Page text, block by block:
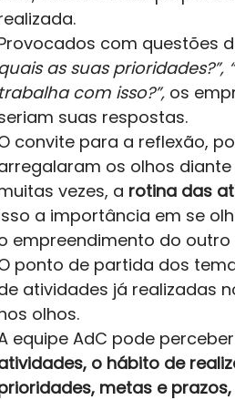
com questões
as suas
trabalha com isso?”, os
suas respostas.
convite para a reflexão,
os olhos
vezes, a rotina das
a importância em se
empreendimento do
ponto de partida dos
atividades já realizadas
olhos.
equipe AdC pode
o hábito de
metas e